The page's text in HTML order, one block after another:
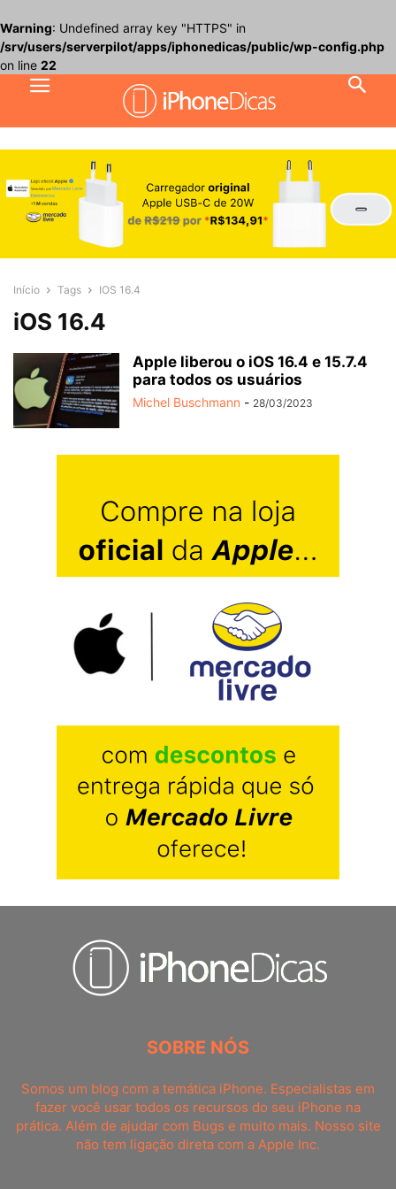
Warning: Undefined array key "HTTPS" in
/srv/users/serverpilot/apps/iphonedicas/public/wp-config.php
on line 22
Início Tags IOS 16.4
iOS 16.4
Apple liberou o iOS 16.4 e 15.7.4
para todos os usuários
Michel Buschmann - 28/03/2023
SOBRE NÓS
Somos um blog com a temática iPhone. Especialistas em
fazer você usar todos os recursos do seu iPhone na
prática. Além de ajudar com Bugs e muito mais. Nosso site
não tem ligação direta com a Apple Inc.